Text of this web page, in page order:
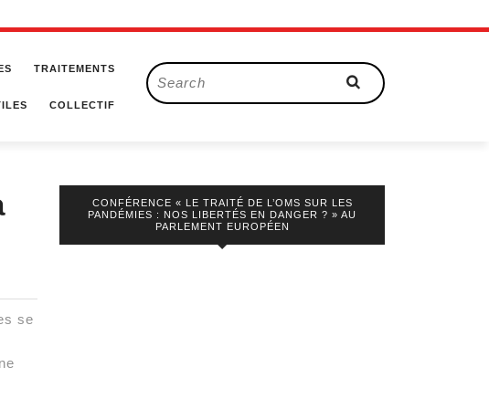
TRAITEMENTS
COLLECTIF
Search
for:
se
CONFÉRENCE « LE TRAITÉ DE L’OMS SUR LES
PANDÉMIES : NOS LIBERTÉS EN DANGER ? » AU
PARLEMENT EUROPÉEN